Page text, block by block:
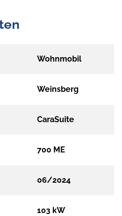
Wohnmobil
Weinsberg
CaraSuite
700 ME
06/2024
103 kW